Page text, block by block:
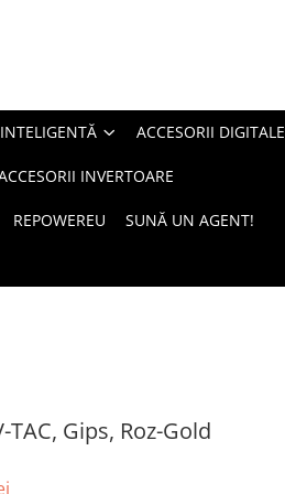
ACCESORII DIGITALE
INVERTOARE
REPOWEREU SUNĂ UN AGENT!
TAC, Gips, Roz-Gold